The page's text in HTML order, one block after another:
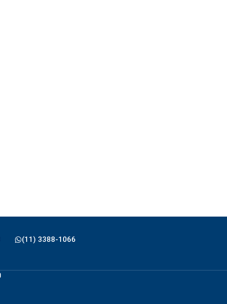
(11) 3388-1066